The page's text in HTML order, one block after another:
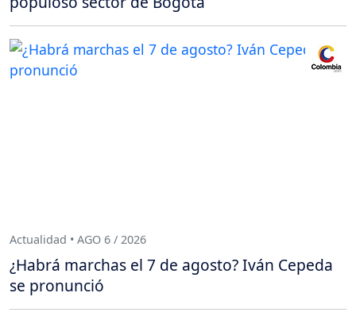
Actualidad • AGO 6 / 2026
¿Habrá marchas el 7 de agosto? Iván Cepeda
se pronunció